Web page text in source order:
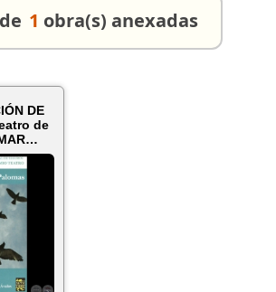
1 obra(s) anexadas
DE
de